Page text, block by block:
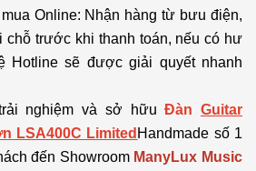
Online: Nhận hàng từ bưu điện,
chỗ trước khi thanh toán, nếu có hư
Hotline sẽ được giải quyết nhanh
nghiệm và sở hữu ĐànGuitar
LSA400C Limited Handmade số 1
đến Showroom ManyLux Music